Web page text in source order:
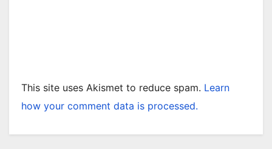
This site uses Akismet to reduce spam. Learn
how your comment data is processed.